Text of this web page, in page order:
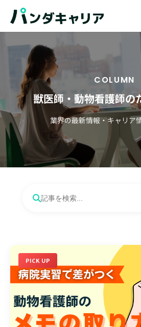
COLUMN
獣医師・動物看護師の
業界の最新情報・キャリア
PICK UP